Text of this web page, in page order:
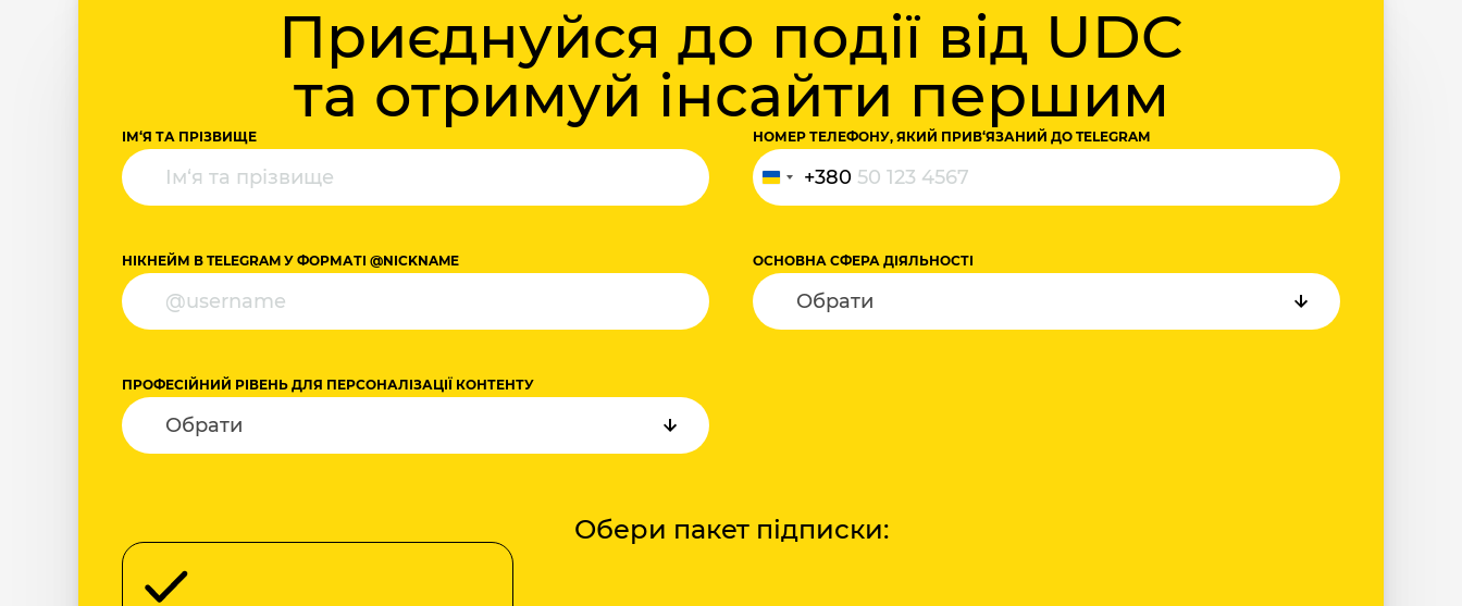
Приєднуйся до події від UDC
та отримуй інсайти першим
ІМ‘Я ТА ПРІЗВИЩЕ НОМЕР ТЕЛЕФОНУ, ЯКИЙ ПРИВ‘ЯЗАНИЙ ДО TELEGRAM
Україна
+380
+380
НІКНЕЙМ В TELEGRAM У ФОРМАТІ @NICKNAME ОСНОВНА СФЕРА ДІЯЛЬНОСТІ
ПРОФЕСІЙНИЙ РІВЕНЬ ДЛЯ ПЕРСОНАЛІЗАЦІЇ КОНТЕНТУ
Обери пакет підписки: